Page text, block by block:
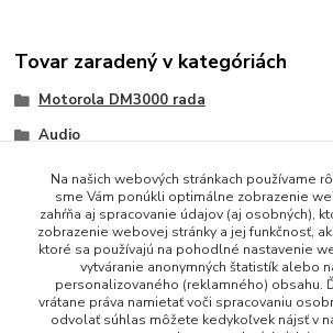
Tovar zaradený v kategóriách
Motorola DM3000 rada
Audio
+421 948 229 224
Na našich webových stránkach používame
sme Vám ponúkli optimálne zobrazenie
zahŕňa aj spracovanie údajov (aj osobných),
zobrazenie webovej stránky a jej funkčnosť,
ktoré sa používajú na pohodlné nastavenie
vytváranie anonymných štatistík alebo
personalizovaného (reklamného) obsahu.
vrátane práva namietať voči spracovaniu
odvolať súhlas môžete kedykoľvek nájsť v